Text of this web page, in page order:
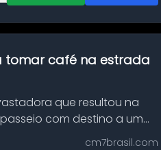
tomar café na estrada
que resultou na
com destino a um
cm7brasil.com